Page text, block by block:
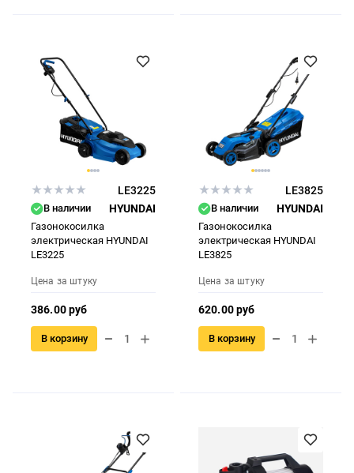
LE3225
В наличии HYUNDAI
Газонокосилка
электрическая HYUNDAI
LE3225
Цена за штуку
386.00 руб
В корзину
LE3825
В наличии HYUNDAI
Газонокосилка
электрическая HYUNDAI
LE3825
Цена за штуку
620.00 руб
В корзину